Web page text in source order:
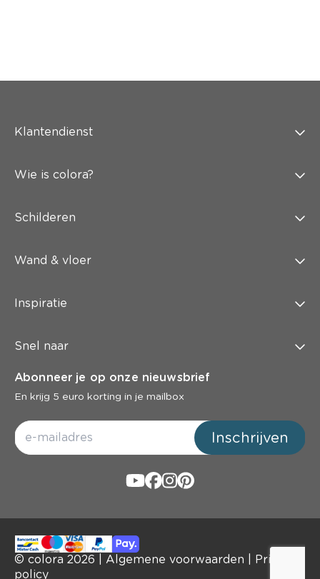
Klantendienst
Wie is colora?
Schilderen
Wand & vloer
Inspiratie
Snel naar
Abonneer je op onze nieuwsbrief
En krijg 5 euro korting in je mailbox
Inschrijven
© colora 2026 Algemene voorwaarden
Privacy
policy